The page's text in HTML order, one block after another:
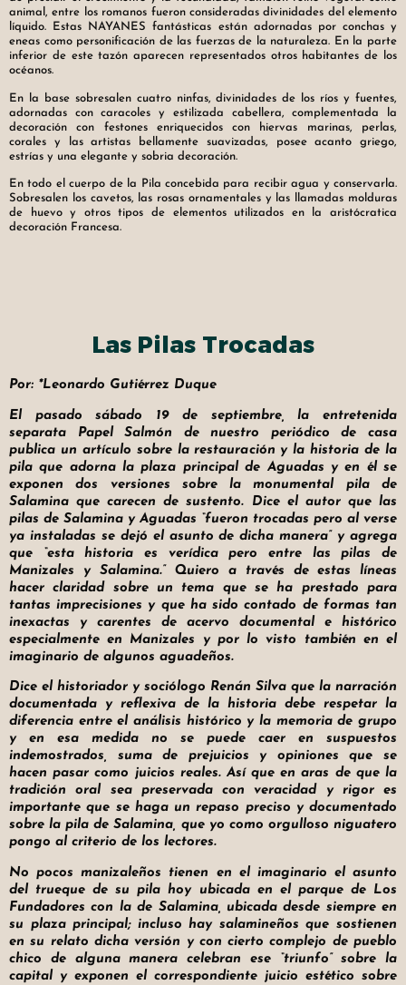
animal, entre los romanos fueron consideradas divinidades del elemento
líquido. Estas NAYANES fantásticas están adornadas por conchas y
eneas como personificación de las fuerzas de la naturaleza. En la parte
inferior de este tazón aparecen representados otros habitantes de los
océanos.
En la base sobresalen cuatro ninfas, divinidades de los ríos y fuentes,
adornadas con caracoles y estilizada cabellera, complementada la
decoración con festones enriquecidos con hiervas marinas, perlas,
corales y las artistas bellamente suavizadas, posee acanto griego,
estrías y una elegante y sobria decoración.
En todo el cuerpo de la Pila concebida para recibir agua y conservarla.
Sobresalen los cavetos, las rosas ornamentales y las llamadas molduras
de huevo y otros tipos de elementos utilizados en la aristócratica
decoración Francesa.
Las Pilas Trocadas
Por: *Leonardo Gutiérrez Duque
El pasado sábado 19 de septiembre, la entretenida
separata Papel Salmón de nuestro periódico de casa
publica un artículo sobre la restauración y la historia de la
pila que adorna la plaza principal de Aguadas y en él se
exponen dos versiones sobre la monumental pila de
Salamina que carecen de sustento. Dice el autor que las
pilas de Salamina y Aguadas “fueron trocadas pero al verse
ya instaladas se dejó el asunto de dicha manera” y agrega
que “esta historia es verídica pero entre las pilas de
Manizales y Salamina.” Quiero a través de estas líneas
hacer claridad sobre un tema que se ha prestado para
tantas imprecisiones y que ha sido contado de formas tan
inexactas y carentes de acervo documental e histórico
especialmente en Manizales y por lo visto también en el
imaginario de algunos aguadeños.
Dice el historiador y sociólogo Renán Silva que la narración
documentada y reflexiva de la historia debe respetar la
diferencia entre el análisis histórico y la memoria de grupo
y en esa medida no se puede caer en suspuestos
indemostrados, suma de prejuicios y opiniones que se
hacen pasar como juicios reales. Así que en aras de que la
tradición oral sea preservada con veracidad y rigor es
importante que se haga un repaso preciso y documentado
sobre la pila de Salamina, que yo como orgulloso niguatero
pongo al criterio de los lectores.
No pocos manizaleños tienen en el imaginario el asunto
del trueque de su pila hoy ubicada en el parque de Los
Fundadores con la de Salamina, ubicada desde siempre en
su plaza principal; incluso hay salamineños que sostienen
en su relato dicha versión y con cierto complejo de pueblo
chico de alguna manera celebran ese “triunfo” sobre la
capital y exponen el correspondiente juicio estético sobre